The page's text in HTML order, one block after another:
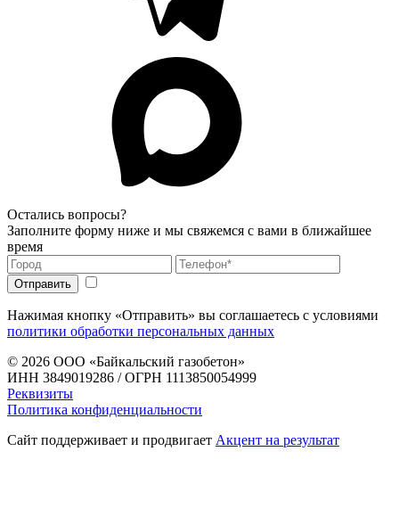
Остались вопросы?
Заполните форму ниже и мы свяжемся с вами в ближайшее
время
Нажимая кнопку «Отправить» вы соглашаетесь с условиями
политики обработки персональных данных
© 2026 ООО «Байкальский газобетон»
ИНН 3849019286 / ОГРН 1113850054999
Реквизиты
Политика конфиденциальности
Сайт поддерживает и продвигает Акцент на результат